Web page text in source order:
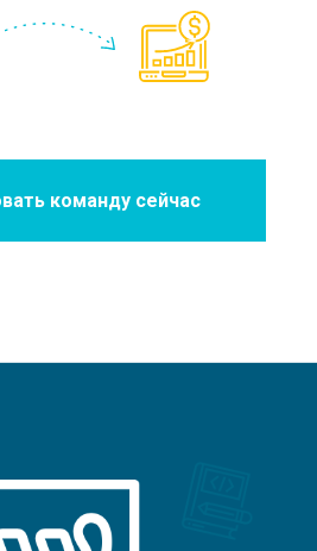
команду сейчас